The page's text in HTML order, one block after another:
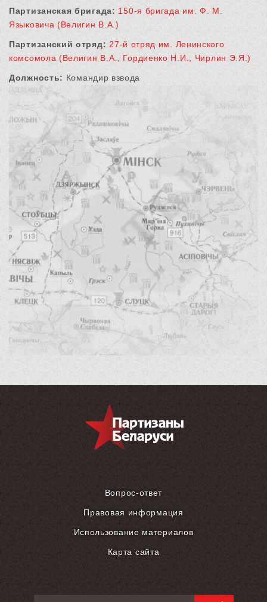
Партизанская бригада: 150-я бригада им. Ф. М.
Языковича (Велигин В.А.)
Партизанский отряд: 27-й отряд им. Ленинского
комсомола (Велигин В.А., Гордиенко Н.И., Чирлин Э.Я.)
Должность: Командир взвода
Вопрос-ответ
Правовая информация
Использование материалов
Карта сайта